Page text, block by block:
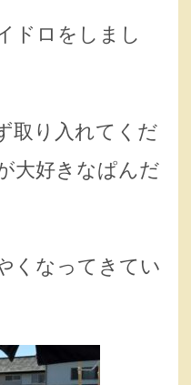
ドロをしまし
取り入れてくだ
大好きなぱんだ
くなってきてい